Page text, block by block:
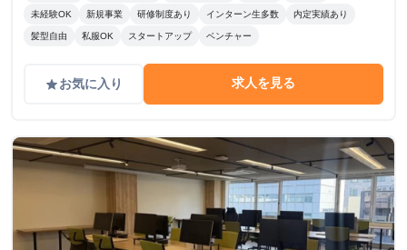
未経験OK 新規事業 研修制度あり インターン生多数 内定実績あり
髪型自由 私服OK スタートアップ ベンチャー
gradeお気に入り 求人を見る